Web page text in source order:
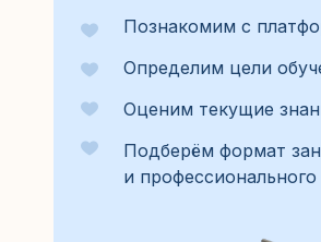
Познакомим с
Оценим текущие
Определим цели
Подберём формат
и профессионального